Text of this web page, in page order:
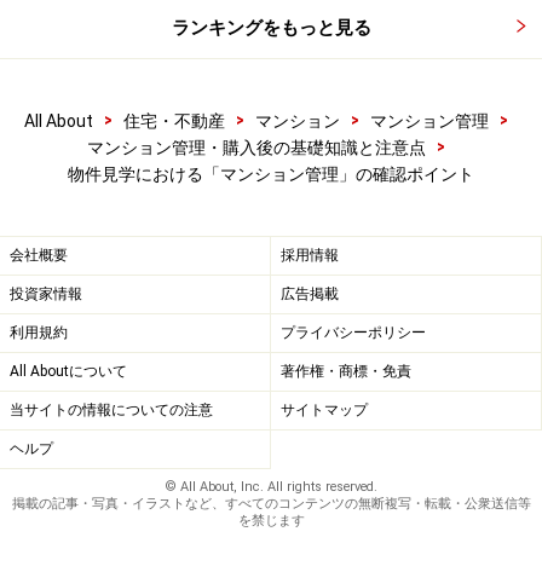
さらに、分譲時にはウリだった豪華な共用施設も、年月
ります。それらが実際に稼動しているのか、無駄な施設
になっていないかなどについても確認しておきましょ
掲示板も忘れずに確認しておく
意外と見落としやすいのがエントランスの奥などにある
掲示板です。何か月も前に終了している内容の告知がそ
のままになっているケースのほか、破れかけた掲示物、
濡れて文字がかすれた掲示物、あるいはガムテープの跡
がベタベタなどというのは感心しません。
ランキングをもっと見る
All About > 住宅・不動産 > マンション > マンション管理
>
マンション管理・購入後の基礎知識と注意点
>
物件見学における「マンション管理」の確認ポイント
会社概要 採用情報
投資家情報 広告掲載
利用規約 プライバシーポリシー
All Aboutについて 著作権・商標・免責
当サイトの情報についての注意 サイトマップ
ヘルプ
© All About, Inc. All rights reserved.
掲載の記事・写真・イラストなど、すべてのコンテンツの無断複写・転載・公衆送信等
を禁じます